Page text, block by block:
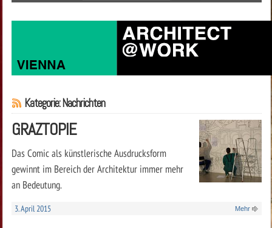
Kategorie: Nachrichten
GRAZTOPIE
Das Comic als künstlerische Ausdrucksform
gewinnt im Bereich der Architektur immer mehr
an Bedeutung.
3. April 2015 Mehr